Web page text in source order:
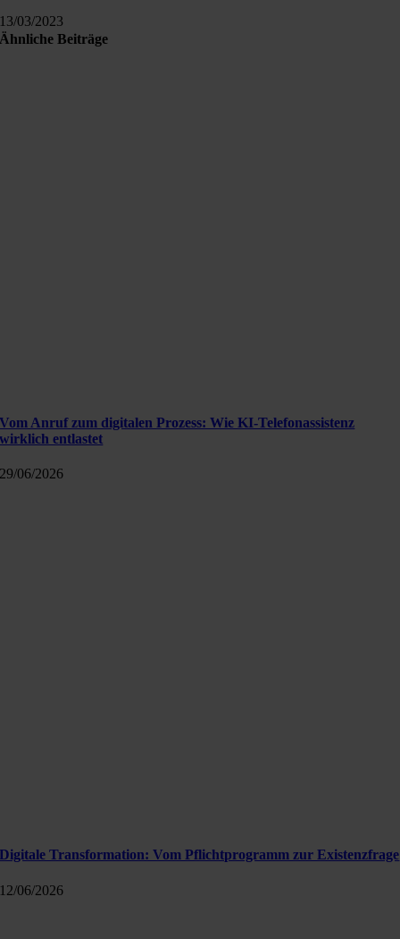
13/03/2023
Ähnliche Beiträge
Vom Anruf zum digitalen Prozess: Wie KI-Telefonassistenz
wirklich entlastet
29/06/2026
Digitale Transformation: Vom Pflichtprogramm zur Existenzfrage
12/06/2026